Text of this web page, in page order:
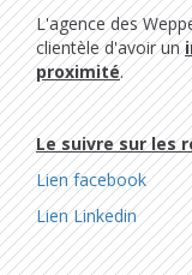
L'agence des
clientèle d'avoir un
proximité.
Le suivre sur les
Lien facebook
Lien Linkedin